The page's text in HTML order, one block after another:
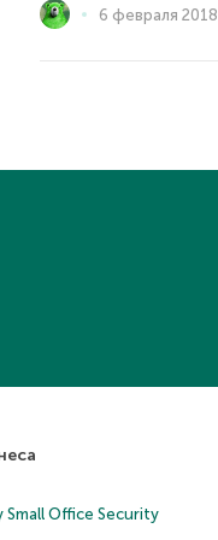
6 февраля 2018
Small Office Security